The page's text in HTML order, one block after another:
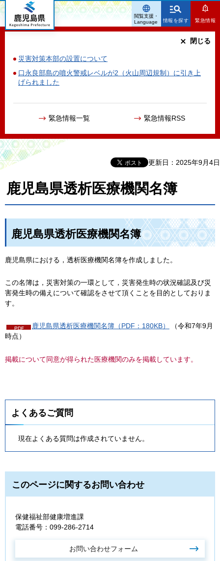
鹿児島県
情報を探す 緊急情報
災害対策本部の設置について
口永良部島の噴火警戒レベルが2（火山周辺規制）に引き上
げられました
緊急情報一覧 緊急情報RSS
閉じる
閲覧支援・
Language
更新日：2025年9月4日
鹿児島県透析医療機関名簿
鹿児島県透析医療機関名簿
鹿児島県における，透析医療機関名簿を作成しました。
この名簿は，災害対策の一環として，災害発生時の状況確認及び災
害発生時の備えについて確認をさせて頂くことを目的としておりま
す。
鹿児島県透析医療機関名簿（PDF：180KB）
（令和7年9月
時点）
掲載について同意が得られた医療機関のみを掲載しています。
よくあるご質問
現在よくある質問は作成されていません。
このページに関するお問い合わせ
保健福祉部健康増進課
電話番号：099-286-2714